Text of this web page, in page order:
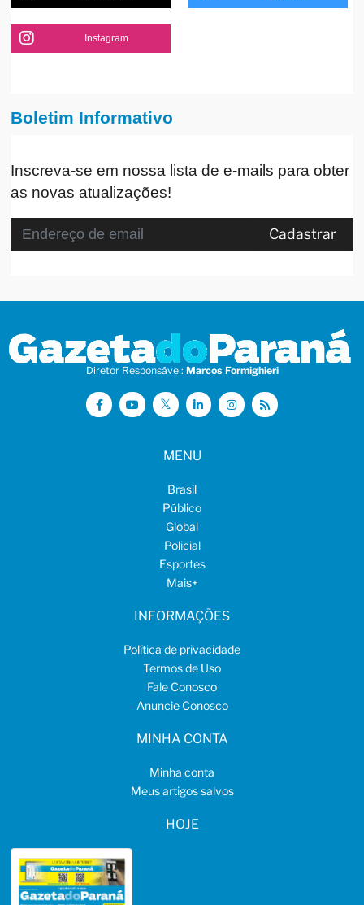
Instagram
Boletim Informativo
Inscreva-se em nossa lista de e-mails para obter
as novas atualizações!
Cadastrar
Diretor Responsável: Marcos Formighieri
MENU
Brasil
Público
Global
Policial
Esportes
Mais+
INFORMAÇÕES
Política de privacidade
Termos de Uso
Fale Conosco
Anuncie Conosco
MINHA CONTA
Minha conta
Meus artigos salvos
HOJE